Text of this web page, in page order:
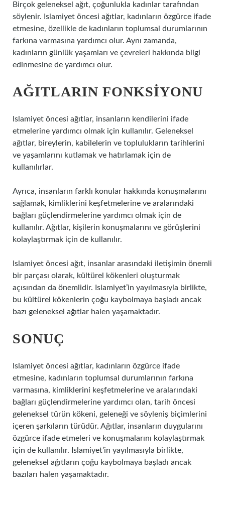
Birçok geleneksel ağıt, çoğunlukla kadınlar tarafından
söylenir. Islamiyet öncesi ağıtlar, kadınların özgürce ifade
etmesine, özellikle de kadınların toplumsal durumlarının
farkına varmasına yardımcı olur. Aynı zamanda,
kadınların günlük yaşamları ve çevreleri hakkında bilgi
edinmesine de yardımcı olur.
AĞITLARIN FONKSIYONU
Islamiyet öncesi ağıtlar, insanların kendilerini ifade
etmelerine yardımcı olmak için kullanılır. Geleneksel
ağıtlar, bireylerin, kabilelerin ve toplulukların tarihlerini
ve yaşamlarını kutlamak ve hatırlamak için de
kullanılırlar.
Ayrıca, insanların farklı konular hakkında konuşmalarını
sağlamak, kimliklerini keşfetmelerine ve aralarındaki
bağları güçlendirmelerine yardımcı olmak için de
kullanılır. Ağıtlar, kişilerin konuşmalarını ve görüşlerini
kolaylaştırmak için de kullanılır.
Islamiyet öncesi ağıt, insanlar arasındaki iletişimin önemli
bir parçası olarak, kültürel kökenleri oluşturmak
açısından da önemlidir. Islamiyet’in yayılmasıyla birlikte,
bu kültürel kökenlerin çoğu kaybolmaya başladı ancak
bazı geleneksel ağıtlar halen yaşamaktadır.
SONUÇ
Islamiyet öncesi ağıtlar, kadınların özgürce ifade
etmesine, kadınların toplumsal durumlarının farkına
varmasına, kimliklerini keşfetmelerine ve aralarındaki
bağları güçlendirmelerine yardımcı olan, tarih öncesi
geleneksel türün kökeni, geleneği ve söyleniş biçimlerini
içeren şarkıların türüdür. Ağıtlar, insanların duygularını
özgürce ifade etmeleri ve konuşmalarını kolaylaştırmak
için de kullanılır. Islamiyet’in yayılmasıyla birlikte,
geleneksel ağıtların çoğu kaybolmaya başladı ancak
bazıları halen yaşamaktadır.